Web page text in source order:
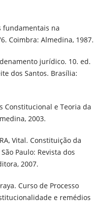
fundamentais na
Coimbra: Almedina, 1987.
jurídico. 10. ed.
dos Santos. Brasília:
Constitucional e Teoria da
2003.
Vital. Constituição da
Paulo: Revista dos
2007.
Curso de Processo
e remédios